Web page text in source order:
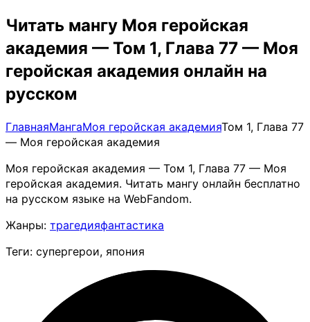
Читать мангу Моя геройская
академия — Том 1, Глава 77 — Моя
геройская академия онлайн на
русском
ГлавнаяМангаМоя геройская академияТом 1, Глава 77
— Моя геройская академия
Моя геройская академия — Том 1, Глава 77 — Моя
геройская академия. Читать мангу онлайн бесплатно
на русском языке на WebFandom.
Жанры: трагедияфантастика
Теги: супергерои, япония